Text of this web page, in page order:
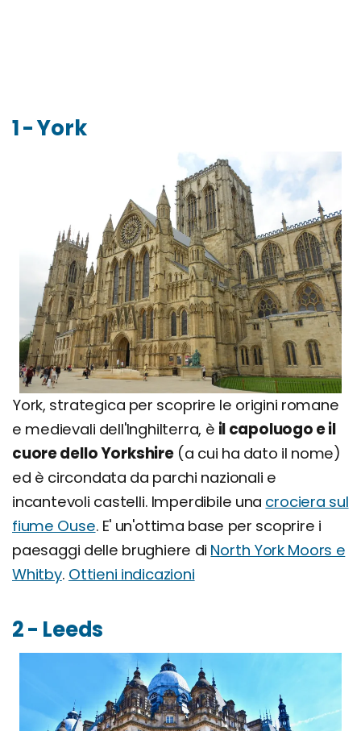
1 - York
York, strategica per scoprire le origini romane
e medievali dell'Inghilterra, è il capoluogo e il
cuore dello Yorkshire(a cui ha dato il nome)
ed è circondata da parchi nazionali e
incantevoli castelli. Imperdibile una crociera sul
fiume Ouse. E' un'ottima base per scoprire i
paesaggi delle brughiere di North York Moors e
Whitby. Ottieni indicazioni
2 - Leeds